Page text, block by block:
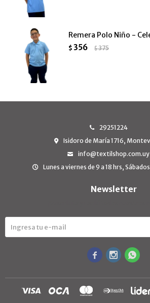
Remera Polo Niño -
$ 356 $375
29251224
Isidoro de María 1716,
info@textilshop.com.uy
Lunes a viernes de 9 a 18 hrs,
Newsletter
  